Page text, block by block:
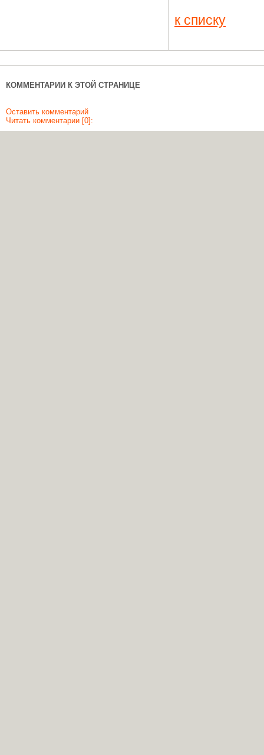
к списку
КОММЕНТАРИИ К ЭТОЙ СТРАНИЦЕ
Оставить комментарий
Читать комментарии [0]: